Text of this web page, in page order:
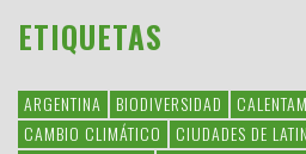
ETIQUETAS
ARGENTINA BIODIVERSIDAD
CAMBIO CLIMÁTICO
CIUDADES DE